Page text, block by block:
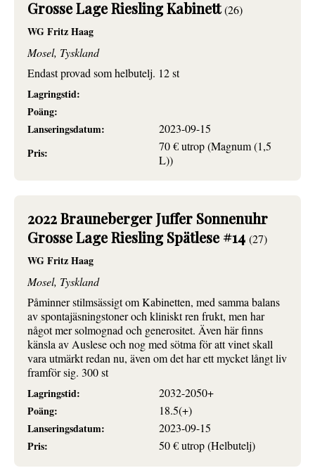
Grosse Lage Riesling Kabinett(26)
WG Fritz Haag
Mosel, Tyskland
Endast provad som helbutelj. 12 st
Lagringstid:
Poäng:
Lanseringsdatum:
2023-09-15
Pris:
70 € utrop (Magnum (1,5
L))
2022 Brauneberger Juffer Sonnenuhr
Grosse Lage Riesling Spätlese #14 (27)
WG Fritz Haag
Mosel, Tyskland
Påminner stilmsässigt om Kabinetten, med samma balans
av spontajäsningstoner och kliniskt ren frukt, men har
något mer solmognad och generositet. Även här finns
känsla av Auslese och nog med sötma för att vinet skall
vara utmärkt redan nu, även om det har ett mycket långt liv
framför sig. 300 st
Lagringstid:
2032-2050+
Poäng:
18.5(+)
Lanseringsdatum:
2023-09-15
Pris:
50 € utrop (Helbutelj)